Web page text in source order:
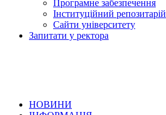
Програмне забезпечення
Інституційний репозитарій
Сайти університету
Запитати у ректора
НОВИНИ